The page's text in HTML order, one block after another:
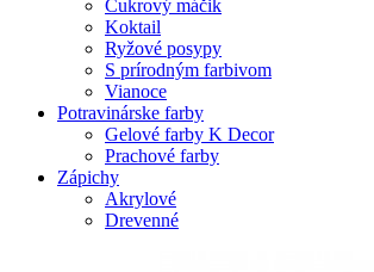
Cukrový máčik
Koktail
Ryžové posypy
S prírodným farbivom
Vianoce
Potravinárske farby
Gelové farby K Decor
Prachové farby
Zápichy
Akrylové
Drevenné